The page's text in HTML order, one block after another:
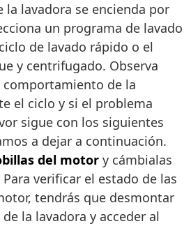
la lavadora se encienda por
un programa de lavado
de lavado rápido o el
y centrifugado. Observa
de la
el ciclo y si el problema
sigue con los siguientes
a dejar a continuación.
del motor y cámbialas
verificar el estado de las
tendrás que desmontar
la lavadora y acceder al